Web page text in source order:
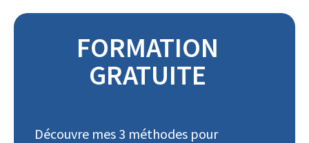
FORMATION
GRATUITE
Découvre mes 3 méthodes pour